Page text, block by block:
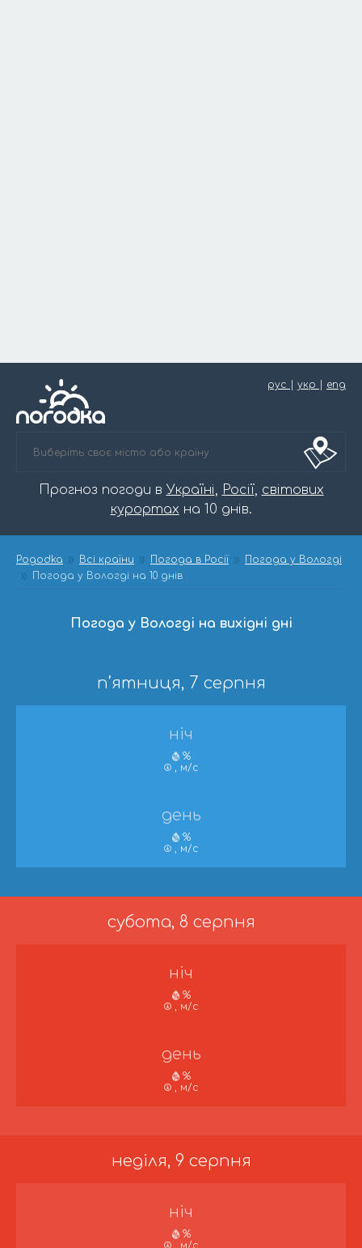
рус укр eng
Прогноз погоди в Україні, Росії, світових
курортах на 10 днів.
Pogodka Всі країни Погода в Росії
Погода у Вологді
Погода у Вологді на 10 днів
Погода у Вологді на вихідні дні
п’ятниця, 7 серпня
ніч
%
, м/с
день
%
, м/с
субота, 8 серпня
ніч
%
, м/с
день
%
, м/с
неділя, 9 серпня
ніч
%
, м/с